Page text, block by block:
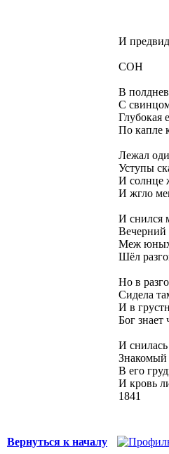
И
СОН
В
С
Глубокая
По капле
Лежал
Уступы
И солнце
И жгло
И снился
Вечерний
Меж юных
Шёл
Но в
Сидела
И в
Бог
И снилась
Знакомый
В его
И кровь
1841
Вернуться к началу